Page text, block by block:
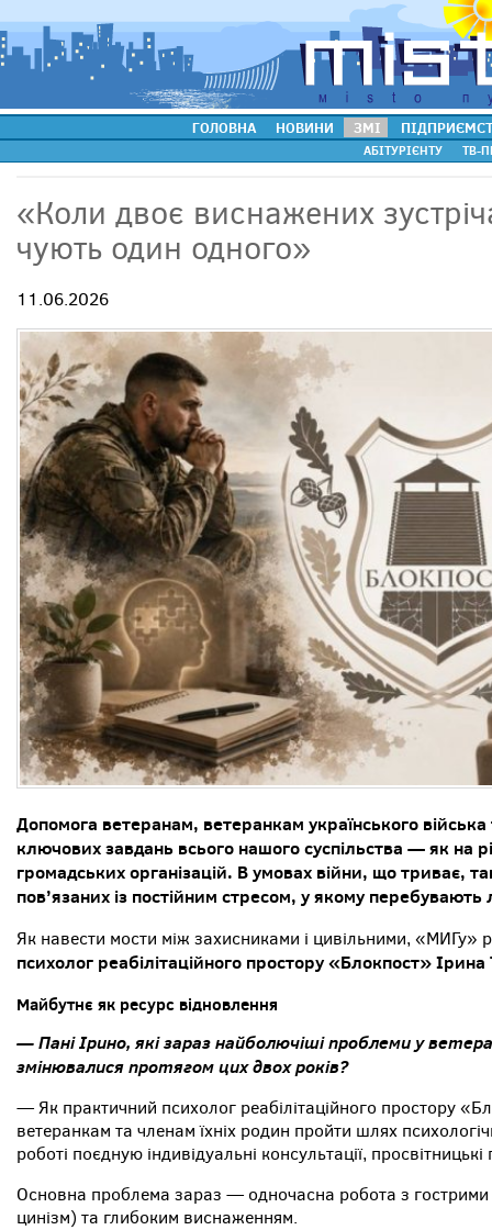
ГОЛОВНА НОВИНИ ЗМІ
АБІТУРІЄНТУ ТВ-
«Коли двоє виснажених
чують один одного»
11.06.2026
Допомога ветеранам, ветеранкам українського війська
ключових завдань всього нашого суспільства — як на
громадських організацій. В умовах війни, що триває,
пов’язаних із постійним стресом, у якому
Як навести мости між захисниками і цивільними, «МИГу»
психолог реабілітаційного простору «Блокпост» Ірина
Майбутнє як ресурс відновлення
— Пані Ірино, які зараз найболючіші проблеми у
змінювалися протягом цих двох років?
— Як практичний психолог реабілітаційного простору
ветеранкам та членам їхніх родин пройти шлях
роботі поєдную індивідуальні консультації,
Основна проблема зараз — одночасна робота з гострими
цинізм) та глибоким виснаженням.